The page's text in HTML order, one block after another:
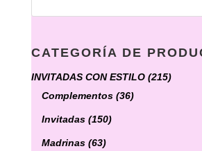
la
de
producto
CATEGORÍA DE
INVITADAS CON ESTILO (215)
Complementos (36)
Invitadas (150)
Madrinas (63)